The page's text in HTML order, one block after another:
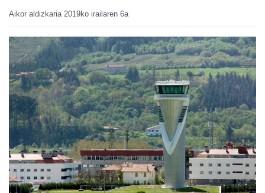
Aikor aldizkaria 2019ko irailaren 6a